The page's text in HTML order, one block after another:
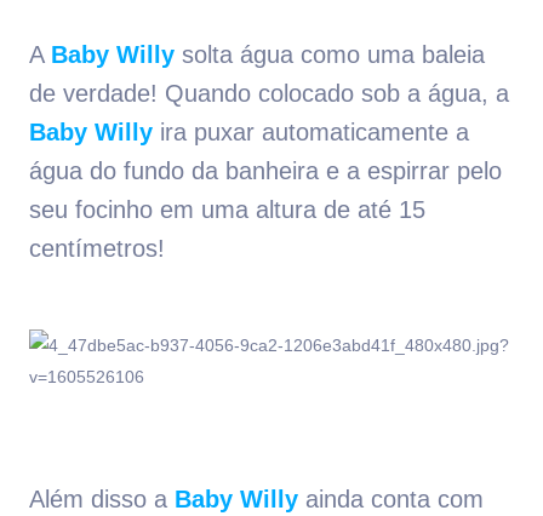
A Baby Willy solta água como uma baleia
de verdade! Quando colocado sob a água, a
Baby Willy ira puxar automaticamente a
água do fundo da banheira e a espirrar pelo
seu focinho em uma altura de até 15
centímetros!
Além disso a Baby Willy ainda conta com